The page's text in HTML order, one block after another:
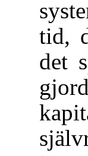
tid,
det